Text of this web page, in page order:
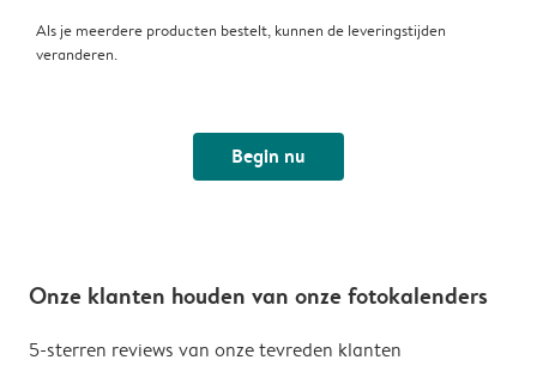
Als je meerdere producten bestelt, kunnen de leveringstijden
veranderen.
Begin nu
Onze klanten houden van onze fotokalenders
5-sterren reviews van onze tevreden klanten